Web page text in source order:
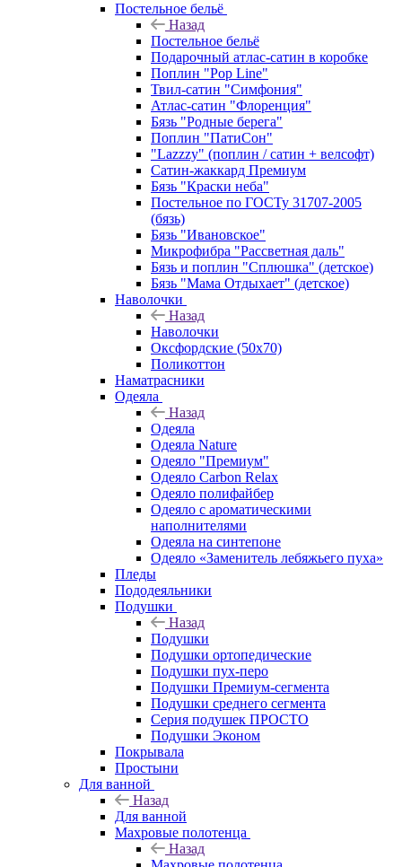
Постельное бельё
Назад
Постельное бельё
Подарочный атлас-сатин в коробке
Поплин "Pop Line"
Твил-сатин "Симфония"
Атлас-сатин "Флоренция"
Бязь "Родные берега"
Поплин "ПатиСон"
"Lazzzy" (поплин / сатин + велсофт)
Сатин-жаккард Премиум
Бязь "Краски неба"
Постельное по ГОСТу 31707-2005
(бязь)
Бязь "Ивановское"
Микрофибра "Рассветная даль"
Бязь и поплин "Сплюшка" (детское)
Бязь "Мама Отдыхает" (детское)
Наволочки
Назад
Наволочки
Оксфордские (50х70)
Поликоттон
Наматрасники
Одеяла
Назад
Одеяла
Одеяла Nature
Одеяло "Премиум"
Одеяло Carbon Relax
Одеяло полифайбер
Одеяло с ароматическими
наполнителями
Одеяла на синтепоне
Одеяло «Заменитель лебяжьего пуха»
Пледы
Пододеяльники
Подушки
Назад
Подушки
Подушки ортопедические
Подушки пух-перо
Подушки Премиум-сегмента
Подушки среднего сегмента
Серия подушек ПРОСТО
Подушки Эконом
Покрывала
Простыни
Для ванной
Назад
Для ванной
Махровые полотенца
Назад